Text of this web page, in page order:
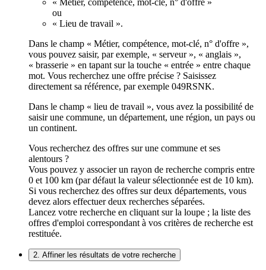
« Métier, compétence, mot-clé, n° d'offre »
ou
« Lieu de travail ».
Dans le champ « Métier, compétence, mot-clé, n° d'offre »,
vous pouvez saisir, par exemple, « serveur », « anglais »,
« brasserie » en tapant sur la touche « entrée » entre chaque
mot. Vous recherchez une offre précise ? Saisissez
directement sa référence, par exemple 049RSNK.
Dans le champ « lieu de travail », vous avez la possibilité de
saisir une commune, un département, une région, un pays ou
un continent.
Vous recherchez des offres sur une commune et ses
alentours ?
Vous pouvez y associer un rayon de recherche compris entre
0 et 100 km (par défaut la valeur sélectionnée est de 10 km).
Si vous recherchez des offres sur deux départements, vous
devez alors effectuer deux recherches séparées.
Lancez votre recherche en cliquant sur la loupe ; la liste des
offres d'emploi correspondant à vos critères de recherche est
restituée.
2. Affiner les résultats de votre recherche